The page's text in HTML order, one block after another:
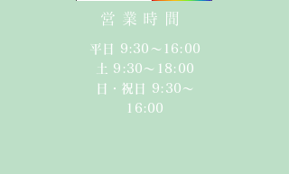
営業時間
平日 9:30〜16:00
​​土 9:30〜18:00​
日・祝日 9:30〜
16:00